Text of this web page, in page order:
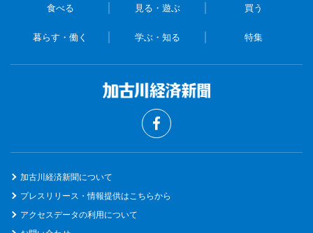
食べる 見る・遊ぶ 買う
暮らす・働く 学ぶ・知る 特集
加古川経済新聞について
プレスリリース・情報提供はこちらから
アクセスデータの利用について